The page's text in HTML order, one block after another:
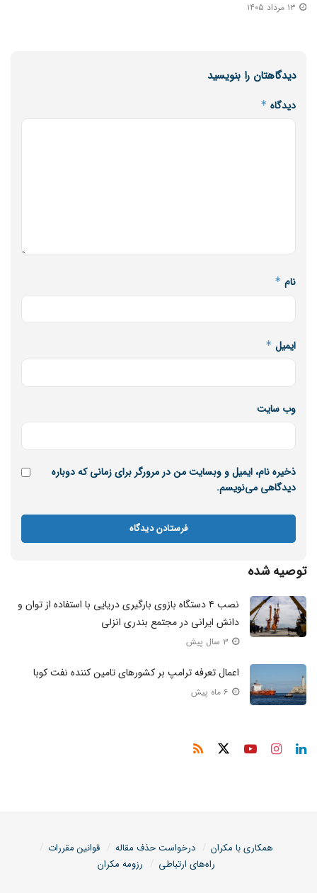
دیدگاهتان را بنویسید
دیدگاه *
نام *
ایمیل *
وب‌ سایت
ذخیره نام، ایمیل و وبسایت من در مرورگر برای زمانی که دوباره
دیدگاهی می‌نویسم.
توصیه شده
نصب ۴ دستگاه بازوی بارگیری دریایی با استفاده از توان و
دانش ایرانی در مجتمع بندری انزلی
اعمال تعرفه ترامپ بر کشور‌های تامین کننده نفت کوبا
همکاری با مکران درخواست حذف مقاله
قوانین مقررات
راه‌های ارتباطی
رزومه مکران